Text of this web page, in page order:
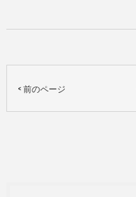
< 前のページ